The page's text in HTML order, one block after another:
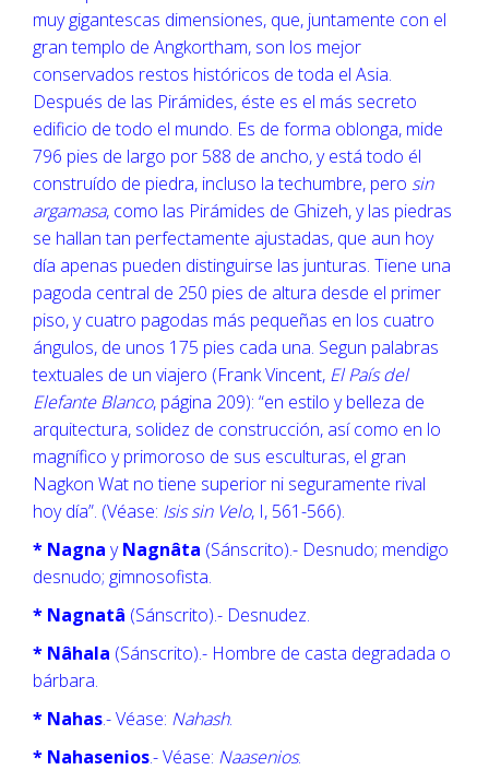
muy gigantescas dimensiones, que, juntamente con el
gran templo de Angkortham, son los mejor
conservados restos históricos de toda el Asia.
Después de las Pirámides, éste es el más secreto
edificio de todo el mundo. Es de forma oblonga, mide
796 pies de largo por 588 de ancho, y está todo él
construído de piedra, incluso la techumbre, pero sin
argamasa, como las Pirámides de Ghizeh, y las piedras
se hallan tan perfectamente ajustadas, que aun hoy
día apenas pueden distinguirse las junturas. Tiene una
pagoda central de 250 pies de altura desde el primer
piso, y cuatro pagodas más pequeñas en los cuatro
ángulos, de unos 175 pies cada una. Segun palabras
textuales de un viajero (Frank Vincent, El País del
Elefante Blanco, página 209): “en estilo y belleza de
arquitectura, solidez de construcción, así como en lo
magnífico y primoroso de sus esculturas, el gran
Nagkon Wat no tiene superior ni seguramente rival
hoy día”. (Véase: Isis sin Velo, I, 561-566).
* Nagna yNagnâta (Sánscrito).- Desnudo; mendigo
desnudo; gimnosofista.
* Nagnatâ (Sánscrito).- Desnudez.
* Nâhala (Sánscrito).- Hombre de casta degradada o
bárbara.
* Nahas.- Véase: Nahash.
* Nahasenios.- Véase: Naasenios.